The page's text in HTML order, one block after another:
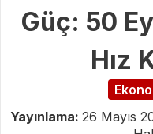
Güç: 50
Hız
Yayınlama: 26 Mayıs